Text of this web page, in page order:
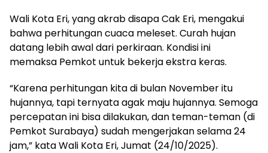
Wali Kota Eri, yang akrab disapa Cak Eri, mengakui
bahwa perhitungan cuaca meleset. Curah hujan
datang lebih awal dari perkiraan. Kondisi ini
memaksa Pemkot untuk bekerja ekstra keras.
“Karena perhitungan kita di bulan November itu
hujannya, tapi ternyata agak maju hujannya. Semoga
percepatan ini bisa dilakukan, dan teman-teman (di
Pemkot Surabaya) sudah mengerjakan selama 24
jam,” kata Wali Kota Eri, Jumat (24/10/2025).